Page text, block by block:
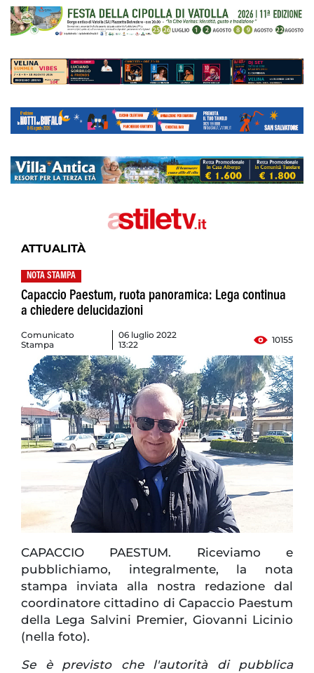
ATTUALITÀ
NOTA STAMPA
Capaccio Paestum, ruota panoramica: Lega continua
a chiedere delucidazioni
Comunicato
Stampa
06 luglio 2022
13:22
10155
CAPACCIO PAESTUM. Riceviamo e
pubblichiamo, integralmente, la nota
stampa inviata alla nostra redazione dal
coordinatore cittadino di Capaccio Paestum
della Lega Salvini Premier, Giovanni Licinio
(nella foto).
Se è previsto che l'autorità di pubblica